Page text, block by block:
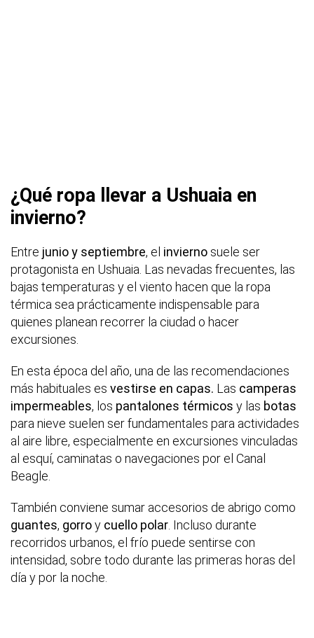
¿Qué ropa llevar a Ushuaia en
invierno?
Entre junio y septiembre, el invierno suele ser
protagonista en Ushuaia. Las nevadas frecuentes, las
bajas temperaturas y el viento hacen que la ropa
térmica sea prácticamente indispensable para
quienes planean recorrer la ciudad o hacer
excursiones.
En esta época del año, una de las recomendaciones
más habituales es vestirse en capas. Las camperas
impermeables, los pantalones térmicos y las botas
para nieve suelen ser fundamentales para actividades
al aire libre, especialmente en excursiones vinculadas
al esquí, caminatas o navegaciones por el Canal
Beagle.
También conviene sumar accesorios de abrigo como
guantes, gorroy cuello polar . Incluso durante
recorridos urbanos, el frío puede sentirse con
intensidad, sobre todo durante las primeras horas del
día y por la noche.